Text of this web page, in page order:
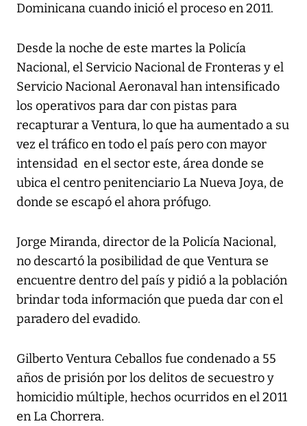
Dominicana cuando inició el proceso en 2011.
Desde la noche de este martes la Policía
Nacional, el Servicio Nacional de Fronteras y el
Servicio Nacional Aeronaval han intensificado
los operativos para dar con pistas para
recapturar a Ventura, lo que ha aumentado a su
vez el tráfico en todo el país pero con mayor
intensidad en el sector este, área donde se
ubica el centro penitenciario La Nueva Joya, de
donde se escapó el ahora prófugo.
Jorge Miranda, director de la Policía Nacional,
no descartó la posibilidad de que Ventura se
encuentre dentro del país y pidió a la población
brindar toda información que pueda dar con el
paradero del evadido.
Gilberto Ventura Ceballos fue condenado a 55
años de prisión por los delitos de secuestro y
homicidio múltiple, hechos ocurridos en el 2011
en La Chorrera.